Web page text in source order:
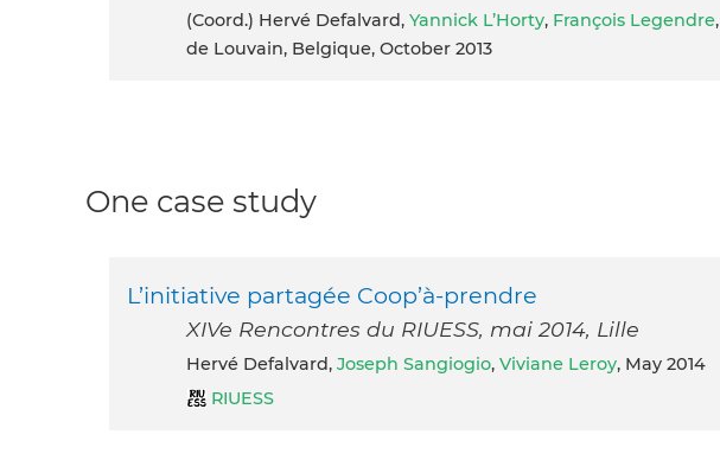
(coord.) Hervé Defalvard, Yannick L’Horty, François Legendre,
de Louvain, Belgique, October 2013
One case study
L’initiative partagée Coop’à-prendre
XIVe Rencontres du RIUESS, mai 2014, Lille
Hervé Defalvard, Joseph Sangiogio, Viviane Leroy, May 2014
RIUESS